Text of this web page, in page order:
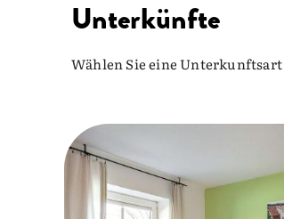
Unterkünfte
Wählen Sie eine Unterkunftsart